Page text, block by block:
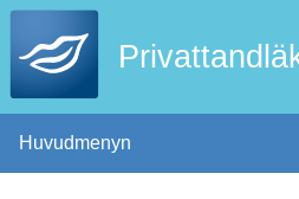
Huvudmenyn